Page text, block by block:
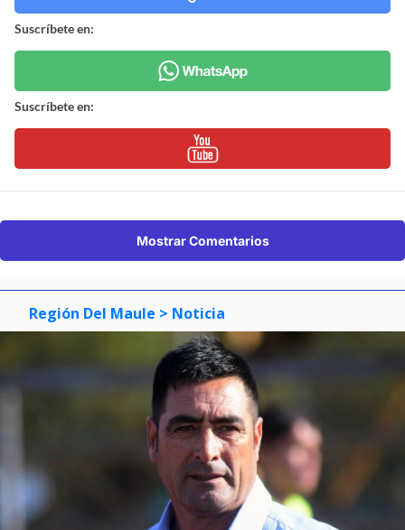
Suscríbete en:
Suscríbete en:
Mostrar Comentarios
Región Del Maule > Noticia